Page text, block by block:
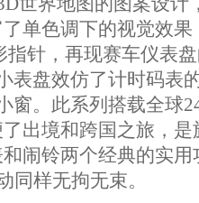
单色调下的视觉效果
针，再现赛车仪表
表盘效仿了计时码表
窗。此系列搭载全球
出境和跨国之旅，是
闹铃两个经典的实用
同样无拘无束。